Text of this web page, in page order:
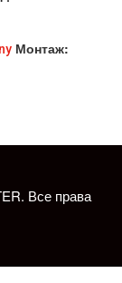
Монтаж:
Все права